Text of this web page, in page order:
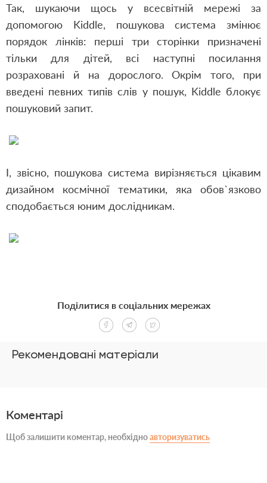
Так, шукаючи щось у всесвітній мережі за
допомогою Kiddle, пошукова система змінює
порядок лінків: перші три сторінки призначені
тільки для дітей, всі наступні посилання
розраховані й на дорослого. Окрім того, при
введені певних типів слів у пошук, Kiddle блокує
пошуковий запит.
І, звісно, пошукова система вирізняється цікавим
дизайном космічної тематики, яка обов`язково
сподобається юним дослідникам.
Рекомендовані матеріали
Поділитися в соціальних мережах
Коментарі
Щоб залишити коментар, необхідноавторизуватись